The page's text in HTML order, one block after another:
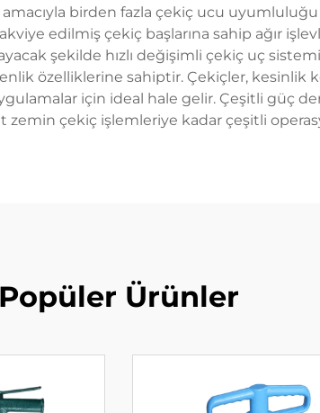
birden fazla çekiç ucu uyumluluğu
edilmiş çekiç başlarına sahip ağır
şekilde hızlı değişimli çekiç uç
özelliklerine sahiptir. Çekiçler, kesinlik
için ideal hale gelir. Çeşitli güç
zemin çekiç işlemleriye kadar çeşitli
Popüler Ürünler